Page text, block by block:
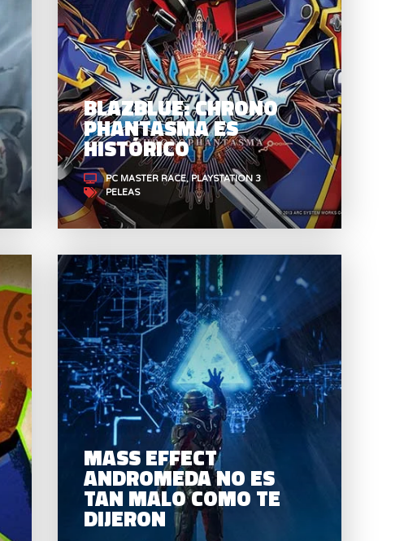
TERMINATOR
RESISTANCE ES UN
BUEN FPS PARA FANS
DE TERMINATOR
BLAZBLUE: CHRONO
PHANTASMA ES
HISTÓRICO
PC MASTER RACE PLAYSTATION 3
PELEAS
GUACAMELEE! SUPER
TURBO CHAMPIONSHIP
EDITION ES
FANTÁSTICO
MASS EFFECT
ANDROMEDA NO ES
TAN MALO COMO TE
DIJERON